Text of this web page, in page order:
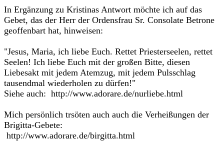
In Ergänzung zu Kristinas Antwort möchte ich auf das
Gebet, das der Herr der Ordensfrau Sr. Consolate Betrone
geoffenbart hat, hinweisen:
"Jesus, Maria, ich liebe Euch. Rettet Priesterseelen, rettet
Seelen! Ich liebe Euch mit der großen Bitte, diesen
Liebesakt mit jedem Atemzug, mit jedem Pulsschlag
tausendmal wiederholen zu dürfen!"
Siehe auch: http://www.adorare.de/nurliebe.html
Mich persönlich trsöten auch auch die Verheißungen der
Brigitta-Gebete:
http://www.adorare.de/birgitta.html